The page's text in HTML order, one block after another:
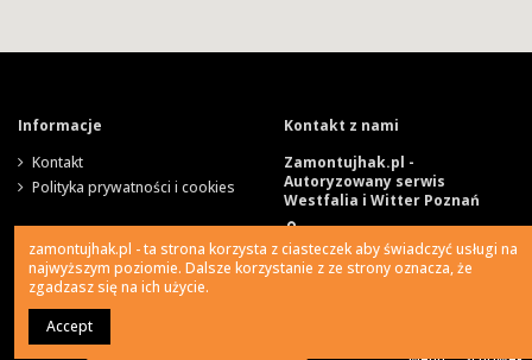
Informacje
Kontakt
Polityka prywatności i cookies
Kontakt z nami
Zamontujhak.pl -
Autoryzowany serwis
Westfalia i Witter Poznań
Szparagowa 4, 62-081
Wysogotowo
zamontujhak.pl - ta strona korzysta z ciasteczek aby świadczyć usługi na
najwyższym poziomie. Dalsze korzystanie z ze strony oznacza, że
zgadzasz się na ich użycie.
Accept